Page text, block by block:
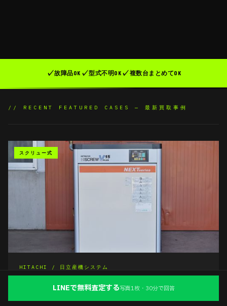
故障品OK 型式不明OK 複数台まとめてOK
// RECENT FEATURED CASES — 最新買取事例
スクリュー式
HITACHI / 日立産機システム
OSP-15VARN
スクリューコンプレッサー パッケージ型 / 15kW / 三相200V
LINEで無料査定する写真1枚・30分で回答